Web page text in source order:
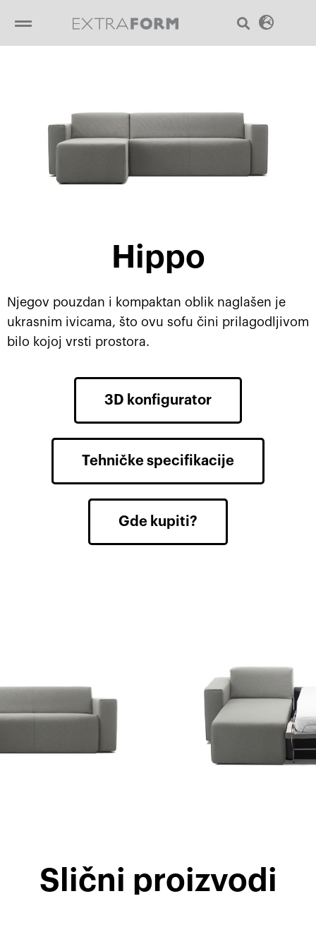
Menu
Hippo
Njegov pouzdan i kompaktan oblik naglašen je
ukrasnim ivicama, što ovu sofu čini prilagodljivom
bilo kojoj vrsti prostora.
3D konfigurator
Tehničke specifikacije
Gde kupiti?
Slični proizvodi